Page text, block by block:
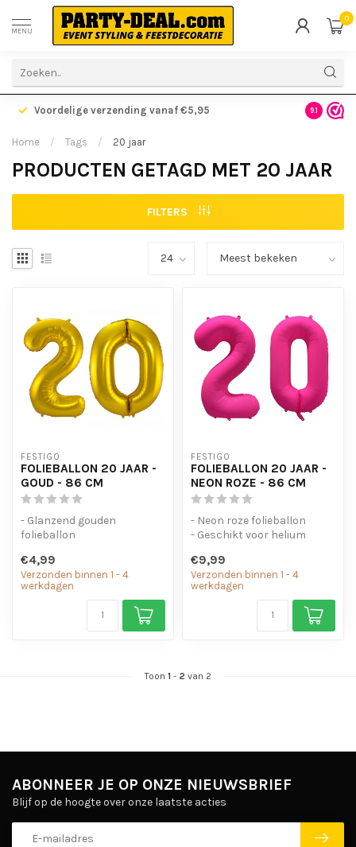
MENU
0
Voordelige verzending vanaf €5,95 Gratis
9.1
Home / Tags / 20 jaar
PRODUCTEN GETAGD MET 20 JAAR
FILTERS
FESTIGO
FOLIEBALLON 20 JAAR -
GOUD - 86 CM
- Glanzend gouden
folieballon
lucht
- Met oogjes om ...
€4,99
Verzonden binnen 1 - 4
werkdagen
FESTIGO
FOLIEBALLON 20 JAAR -
NEON ROZE - 86 CM
- Neon roze folieballon
- Geschikt voor helium
op te...
€9,99
Verzonden binnen 1 - 4
werkdagen
Toon 1 - 2 van 2
ABONNEER JE OP ONZE NIEUWSBRIEF
Blijf op de hoogte over onze laatste acties